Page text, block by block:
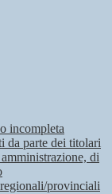
incompleta
da parte dei titolari
di
provinciali